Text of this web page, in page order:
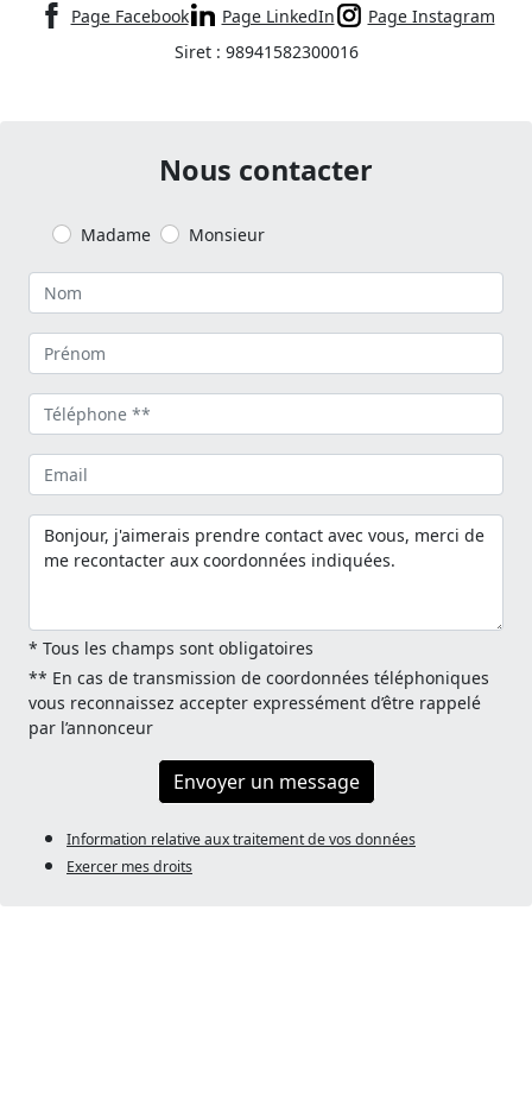
Page Facebook Page LinkedIn
Page Instagram
Siret : 98941582300016
Nous contacter
Madame Monsieur
* Tous les champs sont obligatoires
** En cas de transmission de coordonnées téléphoniques
vous reconnaissez accepter expressément d’être rappelé
par l’annonceur
Envoyer un message
Information relative aux traitement de vos données
Exercer mes droits